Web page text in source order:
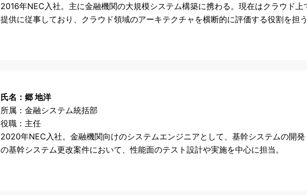
2016年NEC 入社。主に金融機関の大規模システム構築に携わる。現在はクラウド
提供に従事しており、クラウド領域のアーキテクチャを横断的に評価する役割を担う
氏名：郷 地洋
所属：金融システム統括部
役職：主任
2020年NEC 入社。金融機関向けのシステムエンジニアとして、基幹システムの開
の基幹システム更改案件において、性能面のテスト設計や実施を中心に担当。